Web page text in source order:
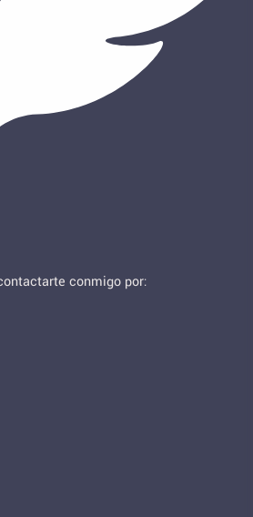
conmigo por: